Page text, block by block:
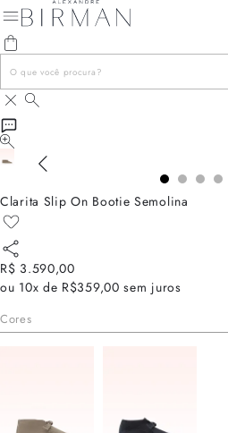
Clarita Slip On Bootie Semolina
R$ 3.590,00
ou 10x de R$359,00 sem juros
Cores